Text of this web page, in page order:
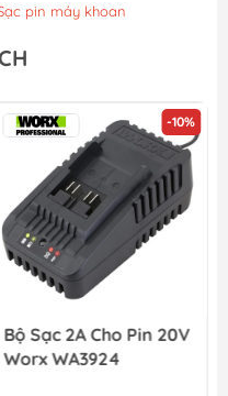
pin máy khoan
-10%
Bộ Sạc 2A Cho Pin 20V
Worx WA3924